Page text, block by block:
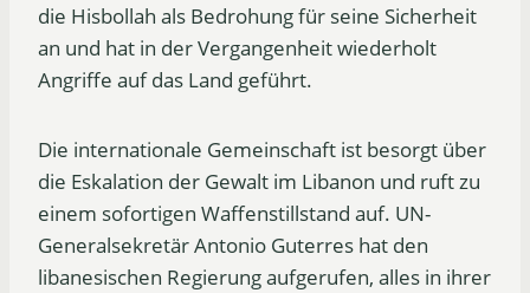
die Hisbollah als Bedrohung für seine Sicherheit
an und hat in der Vergangenheit wiederholt
Angriffe auf das Land geführt.
Die internationale Gemeinschaft ist besorgt über
die Eskalation der Gewalt im Libanon und ruft zu
einem sofortigen Waffenstillstand auf. UN-
Generalsekretär Antonio Guterres hat den
libanesischen Regierung aufgerufen, alles in ihrer